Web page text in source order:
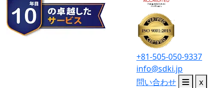
+81-505-050-9337
info@sdki.jp
問い合わせ
x